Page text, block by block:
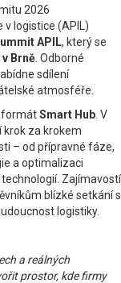
v logistice (APIL)
APIL, který se
Brně . Odborné
sdílení
atmosféře.
formátSmart Hub . V
krok za krokem
– od přípravné fáze,
a optimalizaci
Zajímavostí
blízké setkání s
logistiky.
a reálných
prostor, kde firmy